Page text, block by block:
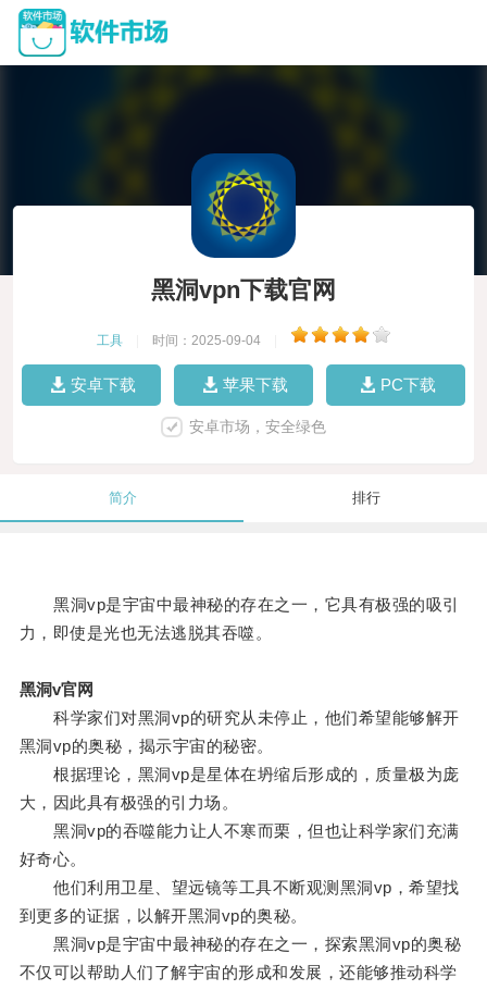
黑洞vpn下载官网
工具 时间：2025-09-04
安卓下载 苹果下载 PC下载
安卓市场，安全绿色
简介 排行
黑洞vp是宇宙中最神秘的存在之一，它具有极强的吸引
力，即使是光也无法逃脱其吞噬。
黑洞v官网
科学家们对黑洞vp的研究从未停止，他们希望能够解开
黑洞vp的奥秘，揭示宇宙的秘密。
根据理论，黑洞vp是星体在坍缩后形成的，质量极为庞
大，因此具有极强的引力场。
黑洞vp的吞噬能力让人不寒而栗，但也让科学家们充满
好奇心。
他们利用卫星、望远镜等工具不断观测黑洞vp，希望找
到更多的证据，以解开黑洞vp的奥秘。
黑洞vp是宇宙中最神秘的存在之一，探索黑洞vp的奥秘
不仅可以帮助人们了解宇宙的形成和发展，还能够推动科学